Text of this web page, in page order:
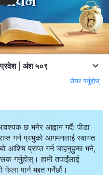
प्रवेश | अंश ५०९
सेयर गर्नुहोस्
छ भनेर आह्वान गर्दै: पीडा
गर्न प्रभुको आगमनलाई स्वागत
आशिष प्राप्त गर्न चाहनुहुन्छ भने,
गर्नुहोस्। हामी तपाईंलाई
पार्न मद्दत गर्नेछौं।